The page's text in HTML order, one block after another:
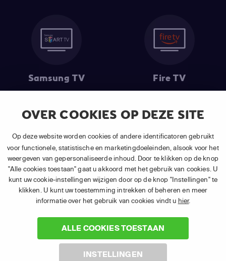
OVER COOKIES OP DEZE SITE
Op deze website worden cookies of andere identificatoren gebruikt
voor functionele, statistische en marketingdoeleinden, alsook voor het
weergeven van gepersonaliseerde inhoud. Door te klikken op de knop
"Alle cookies toestaan" gaat u akkoord met het gebruik van cookies. U
kunt uw cookie-instellingen wijzigen door op de knop "Instellingen" te
klikken. U kunt uw toestemming intrekken of beheren en meer
informatie over het gebruik van cookies vindt u hier.
ALLE COOKIES TOESTAAN
INSTELLINGEN
Samsung TV Fire TV
(1) De eerste 30 dagen gratis: Geldig op alle nieuwe abonnementen
van APP TV Light, Basic of Plus.
(2) Prijs abonnement : Incl. BTW.
(3) Restart & Replayis beschikbaar voorvolgende zendersafhankelijk
van je gekozen pakket.
2026 Canal+ Luxembourg S. à r.l. - Alle rechten voorbehouden. TV
VLAANDEREN® is een merk gebruikt onder licentie door Canal+